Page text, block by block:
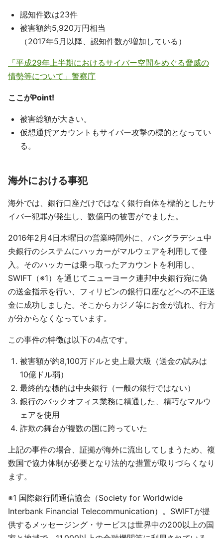
認知件数は23件
被害額約5,920万円相当
（2017年5月以降、認知件数が増加している）
「平成29年上半期におけるサイバー空間をめぐる脅威の
情勢等について」警察庁
ここがPoint!
被害総額が大きい。
仮想通貨アカウントもサイバー攻撃の標的となってい
る。
海外における事犯
海外では、銀行口座だけではなく銀行自体を標的としたサ
イバー犯罪が発生し、数億円の被害がでました。
2016年2月4日木曜日の営業時間外に、バングラデシュ中
央銀行のシステムにハッカーがマルウェアを利用して侵
入。そのハッカーは乗っ取ったアカウントを利用し、
SWIFT（※1）を通じてニューヨーク連邦中央銀行宛に偽
の送金指示を行い、フィリピンの銀行口座などへの不正送
金に成功しました。そこからカジノ等にお金が流れ、行方
が分からなくなっています。
この事件の特徴は以下の4点です。
被害額が約8,100万ドルと史上最大級（送金の試みは
10億ドル弱）
最終的な標的は中央銀行（一般の銀行ではない）
銀行のバックオフィス業務に精通した、精巧なマルウ
ェアを使用
詐欺の舞台が複数の国に跨っていた
上記の事件の場合、証拠が海外に流出してしまうため、複
数国で協力体制が必要となり法的な措置が取りづらくなり
ます。
※1 国際銀行間通信協会（Society for Worldwide
Interbank Financial Telecommunication）。SWIFTが提
供するメッセージング・サービスは世界中の200以上の国